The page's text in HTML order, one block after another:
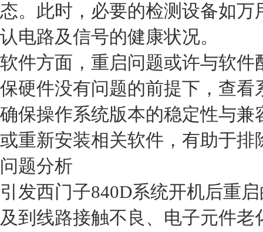
态。此时，必要的检测设备如
认电路及信号的健康状况。
软件方面，重启问题或许与软
保硬件没有问题的前提下，查
确保操作系统版本的稳定性与
或重新安装相关软件，有助于
问题分析
引发西门子840D系统开机后重
及到线路接触不良、电子元件